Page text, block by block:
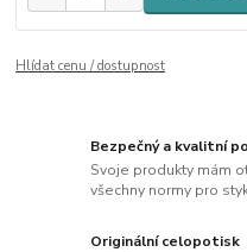
Hlídat cenu / dostupnost
Bezpečný a kvalitní
Svoje produkty mám
všechny normy pro
Originální celopotisk